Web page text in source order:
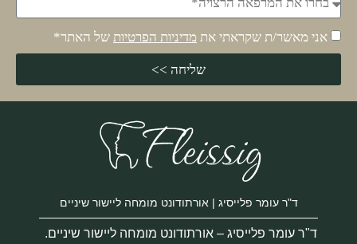
אני מאשר/ת שקראתי את מדיניות הפרטיות של האתר*
שליחה >>
ד"ר עומר פלייסיג | אורתודונט מומחה ליישור שיניים
ד"ר עומר פלייסיג – אורתודונט מומחה ליישור שיניים.